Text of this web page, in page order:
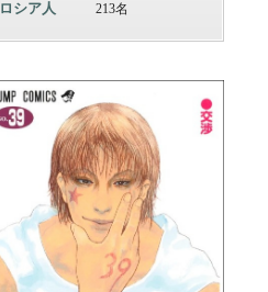
ロシア人 213名